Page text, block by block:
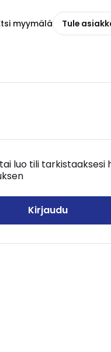
myymälä Tule
luo tili tarkistaaksesi
Kirjaudu